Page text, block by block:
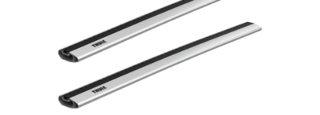
PŮJČOVNA